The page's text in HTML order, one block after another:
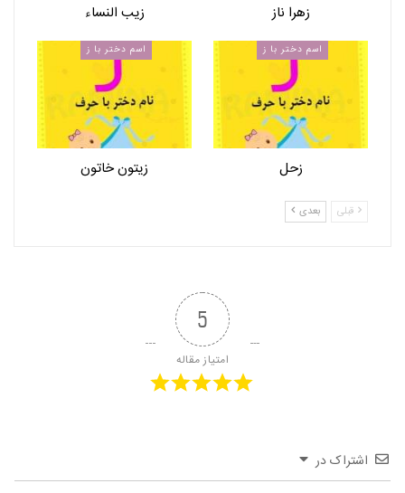
زهرا ناز زیب النساء
اسم دختر با ز
زحل
اسم دختر با ز
زیتون خاتون
قبلی بعدی
5
امتیاز مقاله
اشتراک در